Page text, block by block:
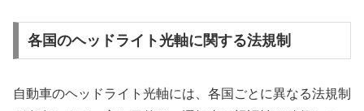
各国のヘッドライト光軸に関する法規制
自動車のヘッドライト光軸には、各国ごとに異なる法規制